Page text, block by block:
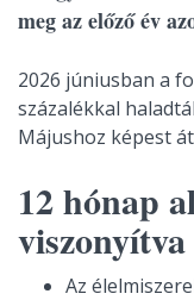
meg az előző év
2026 júniusban a
százalékkal
Májushoz képest
12 hónap
viszonyítva
Az